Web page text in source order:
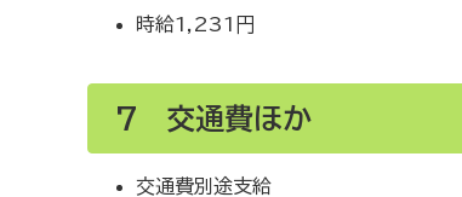
時給1,231円
7 交通費ほか
交通費別途支給